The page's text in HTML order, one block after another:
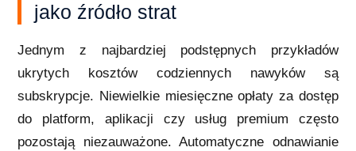
jako źródło strat
Jednym z najbardziej podstępnych przykładów
ukrytych kosztów codziennych nawyków są
subskrypcje. Niewielkie miesięczne opłaty za dostęp
do platform, aplikacji czy usług premium często
pozostają niezauważone. Automatyczne odnawianie